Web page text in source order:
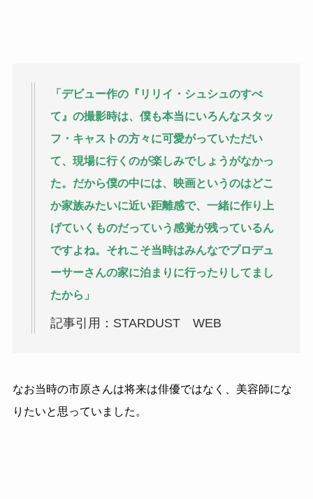
「デビュー作の『リリイ・シュシュのすべ
て』の撮影時は、僕も本当にいろんなスタッ
フ・キャストの方々に可愛がっていただい
て、現場に行くのが楽しみでしょうがなかっ
た。だから僕の中には、映画というのはどこ
か家族みたいに近い距離感で、一緒に作り上
げていくものだっていう感覚が残っているん
ですよね。それこそ当時はみんなでプロデュ
ーサーさんの家に泊まりに行ったりしてまし
たから」
記事引用：STARDUST WEB
なお当時の市原さんは将来は俳優ではなく、美容師にな
りたいと思っていました。